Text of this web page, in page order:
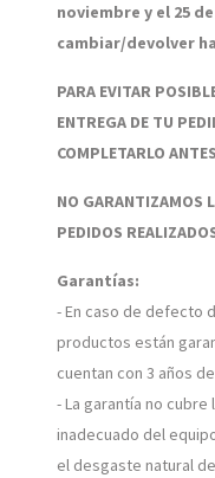
noviembre y el 25
cambiar/devolver
PARA EVITAR
ENTREGA DE TU
COMPLETARLO
NO GARANTIZAMOS
PEDIDOS
Garantías:
- En caso de defecto
productos están
cuentan con 3 años
- La garantía no
inadecuado del
el desgaste natural